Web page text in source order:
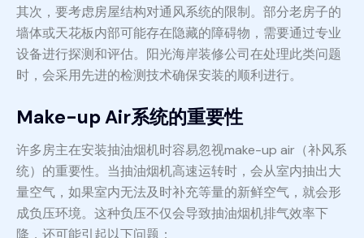
其次，要考虑房屋结构对通风系统的限制。部分老房子的
墙体或天花板内部可能存在隐藏的障碍物，需要通过专业
设备进行探测和评估。阳光海岸装修公司在处理此类问题
时，会采用先进的检测技术确保安装的顺利进行。
Make-up Air系统的重要性
许多房主在安装抽油烟机时容易忽视make-up air（补风系
统）的重要性。当抽油烟机高速运转时，会从室内抽出大
量空气，如果室内无法及时补充等量的新鲜空气，就会形
成负压环境。这种负压不仅会导致抽油烟机排气效率下
降，还可能引起以下问题：